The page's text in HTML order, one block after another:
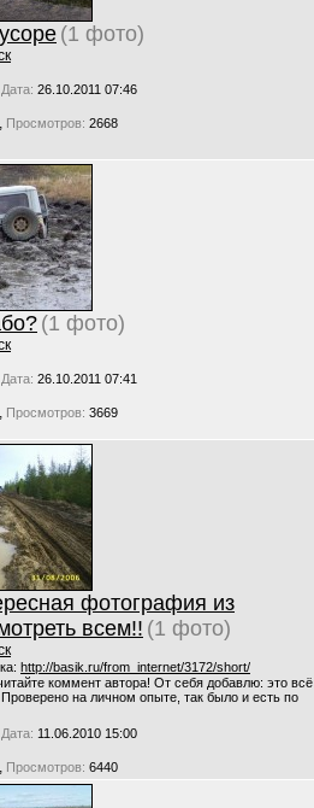
(1 фото)
Дата: 26.10.2011 07:46
, Просмотров: 2668
(1 фото)
Дата: 26.10.2011 07:41
, Просмотров: 3669
фотография из
всем!! (1 фото)
http://basik.ru/from_internet/3172/short/
коммент автора! От себя добавлю: это всё
на личном опыте, так было и есть по
Дата: 11.06.2010 15:00
, Просмотров: 6440